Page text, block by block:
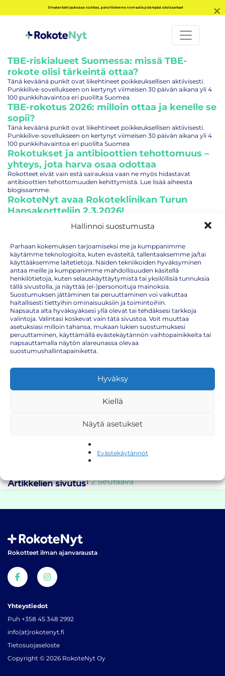
Hallinnoi suostumusta
Parhaan kokemuksen tarjoamiseksi me ja kumppanimme
käytämme teknologioita, kuten evästeitä, tallentaaksemme ja/tai
käyttääksemme laitetietoja. Näiden tekniikoiden hyväksyminen
antaa meille ja kumppanimme mahdollisuuden käsitellä
henkilötietoja, kuten selauskäyttäytymistä tai yksilöllisiä tunnuksia
tällä sivustolla, ja näyttää (ei-)personoituja mainoksia.
Suostumuksen jättäminen tai peruuttaminen voi vaikuttaa
haitallisesti tiettyihin ominaisuuksiin ja toimintoihin.
Napsauta alta hyväksyäksesi yllä olevat tai tehdäksesi tarkkoja
valintoja. Valintasi koskevat vain tätä sivustoa. Voit muuttaa
asetuksiasi milloin tahansa, mukaan lukien suostumuksesi
peruuttaminen, käyttämällä evästekäytännön vaihtopainikkeita tai
napsauttamalla näytön alareunassa olevaa
suostumushallintapainiketta.
Hyväksy
Kiellä
Näytä asetukset
Evästekäytännöt
TBE-riskialueet Suomessa: missä TBE-
rokote olisi tärkeintä ottaa?
Tänä keväänä punkit ovat liikehtineet poikkeuksellisen aktiivisesti.
Punkkilive-sovellukseen on kertynyt viimeisen 30 päivän aikana yli 4
100 punkkihavaintoa eri puolilta Suomea
TBE-rokotus 2026: milloin ottaa ja kenelle se
sopii?
Tänä keväänä punkit ovat liikehtineet poikkeuksellisen aktiivisesti.
Punkkilive-sovellukseen on kertynyt viimeisen 30 päivän aikana yli 4
100 punkkihavaintoa eri puolilta Suomea
Rokotukset ja antibioottien tehottomuus –
yhteys, jota harva osaa odottaa
Rokotteet eivät vain estä sairauksia vaan ne myös hidastavat
antibioottien tehottomuuden kehittymistä. Lue lisää aiheesta
blogissamme.
RokoteNyt avaa Rokoteklinikan Turun
Hansakortteliin 2.3.2026!
RokoteNyt avaa Rokoteklinikan Turun keskustaan Hansakortteliin
2.3.2026 - osoitteeseen Eerikinkatu 15. Meiltä saatavilla kaikki
RokoteNytin toimipiste avattiin Ouluun –
palvelemme NYT myös Joutsensillan
apteekissa
RokoteNyt avasi toimipisteen Ouluun Joutsensillan apteekkiin. Hoida
influenssa-, TBE- ja matkailurokotukset helposti nyt myös Oulussa.
RokoteNyt Rokotebussi Barösundin päivillä
5.7.2025
Tervetuloa päivittämään rokotukset RokoteNytin Rokotebussilla
Inkoossa Barösundin idyllisissä maisemissa lauantaina 5.7.2025 klo 9–
13.
Puutiaisaivotulehdus Euroopassa – mitkä
alueet ovat riskissä?
(TBE) ja borrelioosia
Jäykkäkouristus – onko rokotuksesi ajan
tasalla?
Suomessa jäykkäkouristusrokotus kuuluu kansalliseen
Mitä tapahtuu jos unohdat rokotukset? Lue kätevästi tässä blogissa
Puutiaisaivotulehdus ja borrelioosi – Oletko
Artikkelien sivutus1 2 Seuraava
Rokotteet ilman ajanvarausta
Yhteystiedot
Puh +358 45 348 2992
info(at)rokotenyt.fi
Tietosuojaseloste
Copyright © 2026 RokoteNyt Oy
Omakantakirjauksissa ruuhkaa, pahoittelemme normaalia pidempää odotusaikaa!